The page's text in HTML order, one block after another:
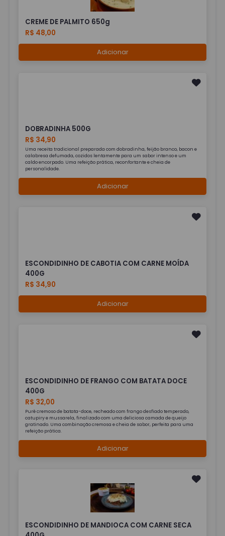
CREME DE PALMITO 650g
R$ 48,00
Adicionar
DOBRADINHA 500G
R$ 34,90
Uma receita tradicional preparada com dobradinha, feijão branco, bacon e
calabresa defumada, cozidos lentamente para um sabor intenso e um
caldo encorpado. Uma refeição prática, reconfortante e cheia de
personalidade.
Adicionar
ESCONDIDINHO DE CABOTIA COM CARNE MOÍDA
400G
R$ 34,90
Adicionar
ESCONDIDINHO DE FRANGO COM BATATA DOCE
400G
R$ 32,00
Purê cremoso de batata-doce, recheado com frango desfiado temperado,
catupiry e mussarela, finalizado com uma deliciosa camada de queijo
gratinado. Uma combinação cremosa e cheia de sabor, perfeita para uma
refeição prática.
Adicionar
ESCONDIDINHO DE MANDIOCA COM CARNE SECA